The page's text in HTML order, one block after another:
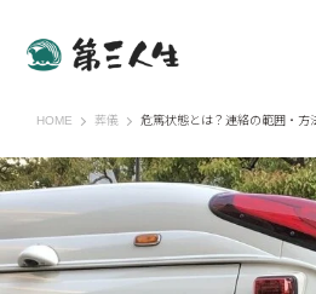
HOME 第三人生 〜寄り道の歩き方〜
葬儀 危篤状態とは？連絡の範囲・方